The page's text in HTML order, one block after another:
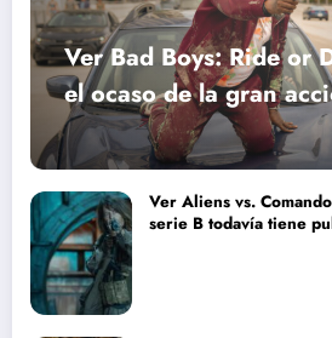
Ver Bad Boys: Ride or
el ocaso de la gran
Ver Aliens vs.
serie B todavía tiene